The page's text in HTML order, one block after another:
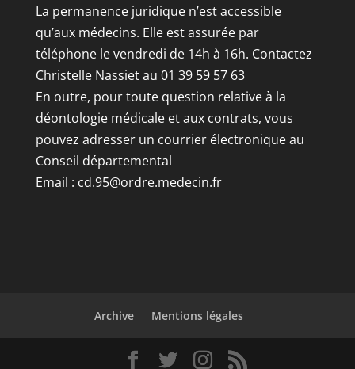
La permanence juridique n’est accessible
qu’aux médecins. Elle est assurée par
téléphone le vendredi de 14h à 16h. Contactez
Christelle Nassiet au 01 39 59 57 63
En outre, pour toute question relative à la
déontologie médicale et aux contrats, vous
pouvez adresser un courrier électronique au
Conseil départemental
Email : cd.95@ordre.medecin.fr
Archive Mentions légales